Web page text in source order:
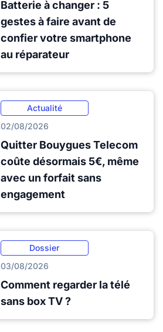
Batterie à changer : 5
gestes à faire avant de
confier votre smartphone
au réparateur
Actualité
02/08/2026
Quitter Bouygues Telecom
coûte désormais 5€, même
avec un forfait sans
engagement
Dossier
03/08/2026
Comment regarder la télé
sans box TV ?